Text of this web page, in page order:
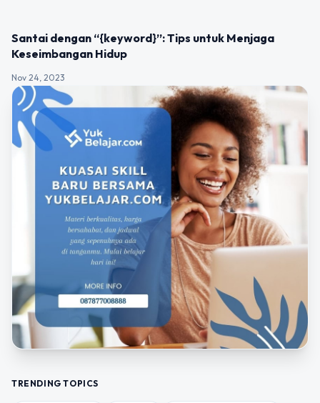
Santai dengan “{keyword}”: Tips untuk Menjaga
Keseimbangan Hidup
Nov 24, 2023
TRENDING TOPICS